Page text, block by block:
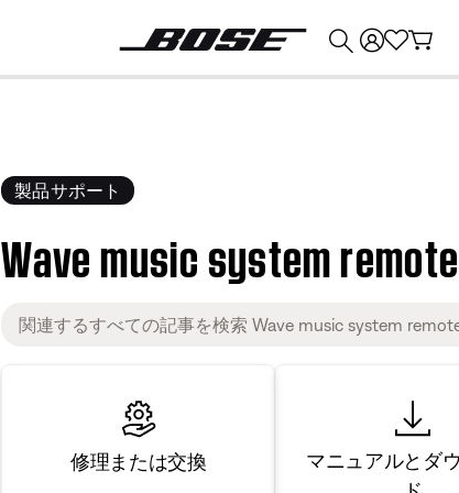
製品サポート
Wave music system remote
修理または交換
マニュアルとダ